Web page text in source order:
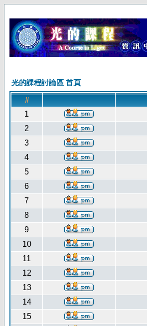
光的課程討論區 首頁
#
1
2
3
4
5
6
7
8
9
10
11
12
13
14
15